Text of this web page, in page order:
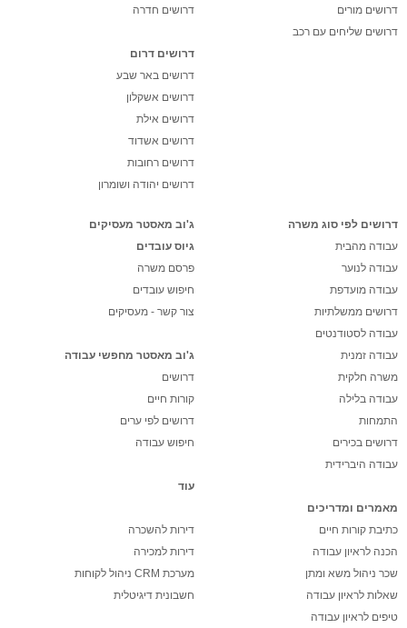
דרושים מורים
דרושים שליחים עם רכב
דרושים חדרה
דרושים דרום
דרושים באר שבע
דרושים אשקלון
דרושים אילת
דרושים אשדוד
דרושים רחובות
דרושים יהודה ושומרון
דרושים לפי סוג משרה
עבודה מהבית
עבודה לנוער
עבודה מועדפת
דרושים ממשלתיות
עבודה לסטודנטים
עבודה זמנית
משרה חלקית
עבודה בלילה
התמחות
דרושים בכירים
עבודה היברידית
מאמרים ומדריכים
כתיבת קורות חיים
הכנה לראיון עבודה
שכר ניהול משא ומתן
שאלות לראיון עבודה
טיפים לראיון עבודה
ג'וב מאסטר מעסיקים
גיוס עובדים
פרסם משרה
חיפוש עובדים
צור קשר - מעסיקים
ג'וב מאסטר מחפשי עבודה
דרושים
קורות חיים
דרושים לפי ערים
חיפוש עבודה
עוד
דירות להשכרה
דירות למכירה
מערכת CRM ניהול לקוחות
חשבונית דיגיטלית